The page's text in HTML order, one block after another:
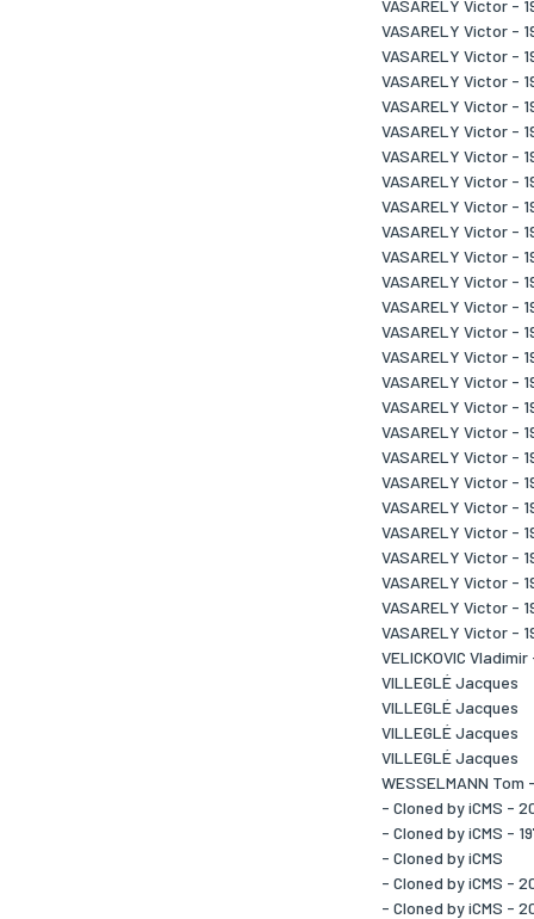
VASARELY Victor -
VASARELY Victor -
VASARELY Victor -
VASARELY Victor -
VASARELY Victor -
VASARELY Victor -
VASARELY Victor -
VASARELY Victor -
VASARELY Victor -
VASARELY Victor -
VASARELY Victor -
VASARELY Victor -
VASARELY Victor -
VASARELY Victor -
VASARELY Victor -
VASARELY Victor -
VASARELY Victor -
VASARELY Victor -
VASARELY Victor -
VASARELY Victor -
VASARELY Victor -
VASARELY Victor -
VASARELY Victor -
VASARELY Victor -
VASARELY Victor -
VASARELY Victor -
VELICKOVIC Vladimir
VILLEGLÉ Jacques
VILLEGLÉ Jacques
VILLEGLÉ Jacques
VILLEGLÉ Jacques
WESSELMANN Tom
- Cloned by iCMS -
- Cloned by iCMS -
- Cloned by iCMS
- Cloned by iCMS -
- Cloned by iCMS -